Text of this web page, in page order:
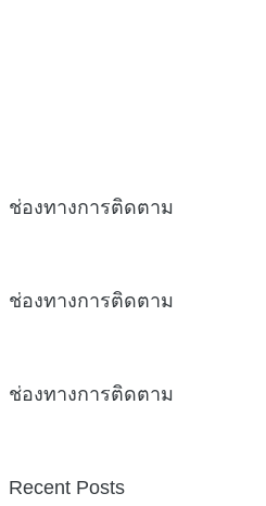
ช่องทางการติดตาม
ช่องทางการติดตาม
ช่องทางการติดตาม
Recent Posts